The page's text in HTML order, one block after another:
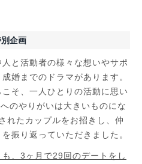
企画
と活動者の様々な想いやサポ
婚までのドラマがあります。
そ、一人ひとりの活動に思い
のやりがいは大きいものにな
れたカップルをお招きし、仲
振り返っていただきました。
、3ヶ月で29回のデートをし